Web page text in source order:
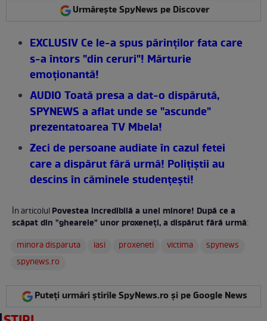
Urmărește SpyNews pe Discover
EXCLUSIV Ce le-a spus părinţilor fata care
s-a întors "din ceruri"! Mărturie
emoţionantă!
AUDIO Toată presa a dat-o dispărută,
SPYNEWS a aflat unde se "ascunde"
prezentatoarea TV Mbela!
Zeci de persoane audiate în cazul fetei
care a dispărut fără urmă! Poliţiştii au
descins în căminele studenţeşti!
În articolulPovestea incredibilă a unei minore! După ce a
scăpat din "ghearele" unor proxeneţi, a dispărut fără urmă:
minora disparuta
iasi proxeneti victima
spynews
spynews.ro
Puteți urmări știrile SpyNews.ro și pe Google News